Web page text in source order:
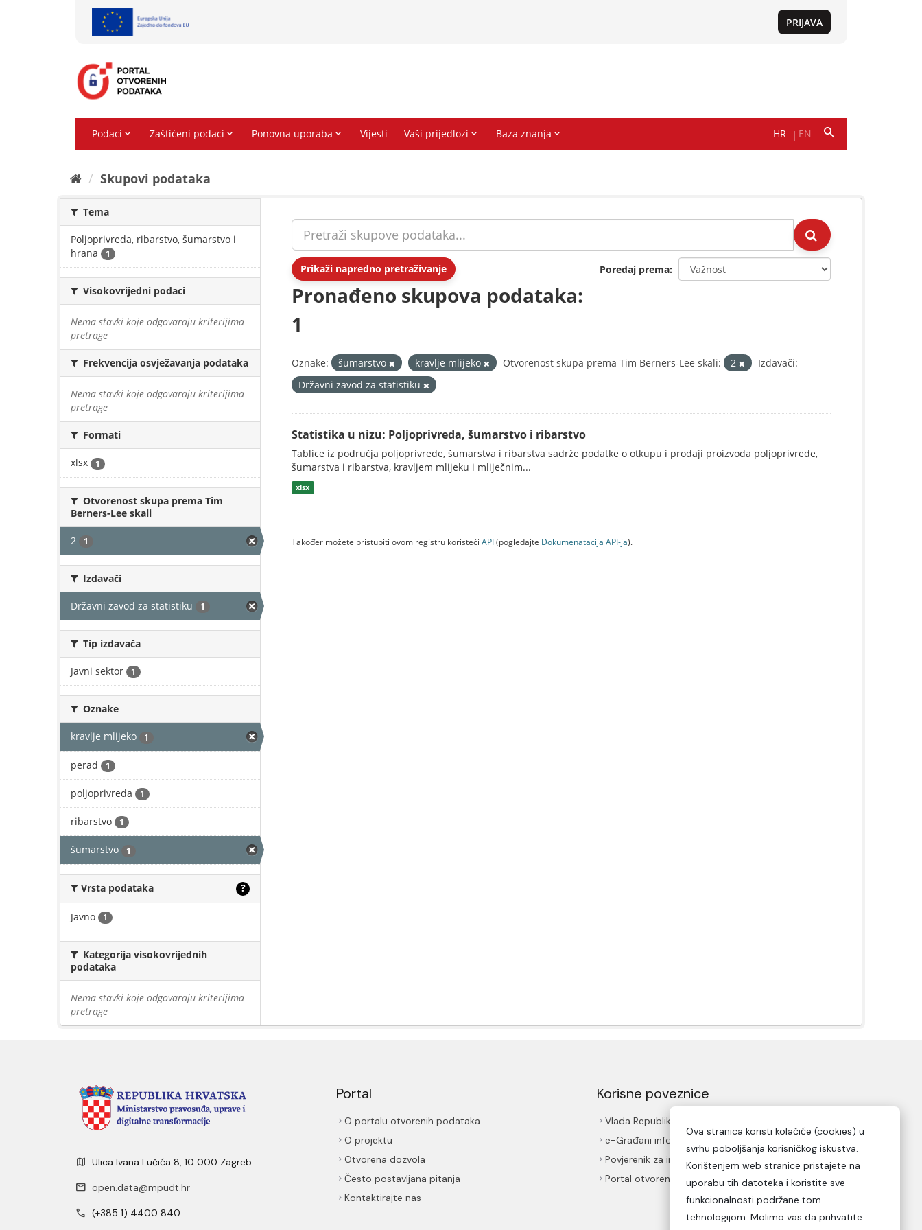
Skupovi podаtаkа
Tema
Poljoprivreda, ribarstvo, šumarstvo i
hrana
1
Visokovrijedni podaci
Nema stavki koje odgovaraju kriterijima
pretrage
Frekvencija osvježavanja podataka
Nema stavki koje odgovaraju kriterijima
pretrage
Formati
xlsx 1
Otvorenost skupa prema Tim
Berners-Lee skali
2 1
Izdavači
Državni zavod za statistiku 1
Tip izdavača
Javni sektor 1
Oznake
kravlje mlijeko 1
perad 1
poljoprivreda 1
ribarstvo 1
šumarstvo 1
Vrsta podataka ?
Javno 1
Kategorija visokovrijednih
podataka
Nema stavki koje odgovaraju kriterijima
pretrage
Prikaži napredno pretraživanje Poredaj prema
Pronađeno skupova podataka:
1
Oznake: šumarstvo kravlje mlijeko Otvorenost skupa prema Tim Berners-Lee skali: 2
Izdavači:
Državni zavod za statistiku
Statistika u nizu: Poljoprivreda, šumarstvo i ribarstvo
Tablice iz područja poljoprivrede, šumarstva i ribarstva sadrže podatke o otkupu i prodaji proizvoda poljoprivrede,
šumarstva i ribarstva, kravljem mlijeku i mliječnim...
xlsx
Također možete pristupiti ovom registru koristeći API(pogledajte Dokumenаtаcijа API-jа).